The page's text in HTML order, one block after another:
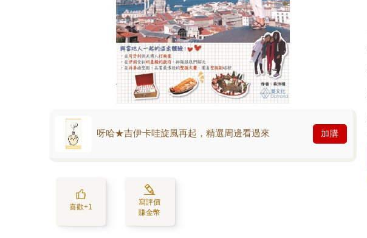
呀哈★吉伊卡哇旋風再起，精選周邊看過來 加購
喜歡+1
寫評價
賺金幣